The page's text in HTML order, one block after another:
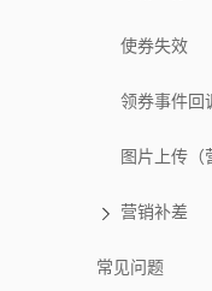
使券失效
领券事件回
图片上传（
营销补差
常见问题